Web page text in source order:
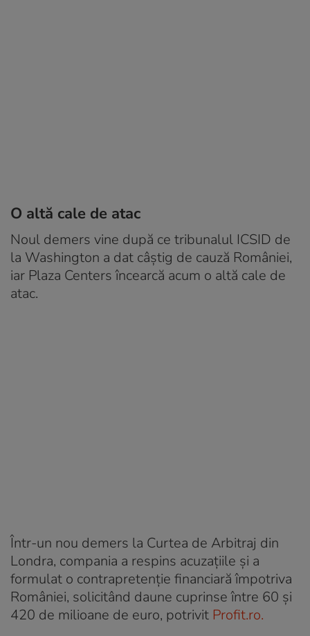
O altă cale de atac
Noul demers vine după ce tribunalul ICSID de
la Washington a dat câștig de cauză României,
iar Plaza Centers încearcă acum o altă cale de
atac.
Într-un nou demers la Curtea de Arbitraj din
Londra, compania a respins acuzațiile și a
formulat o contrapretenție financiară împotriva
României, solicitând daune cuprinse între 60 și
420 de milioane de euro, potrivit Profit.ro.